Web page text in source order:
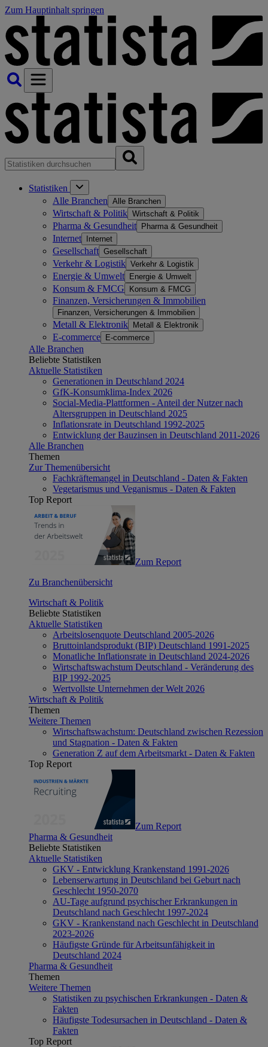
Zum Hauptinhalt springen
Statistiken
Alle Branchen Alle Branchen
Wirtschaft & Politik Wirtschaft & Politik
Pharma & Gesundheit Pharma & Gesundheit
Internet Internet
Gesellschaft Gesellschaft
Verkehr & Logistik Verkehr & Logistik
Energie & Umwelt Energie & Umwelt
Konsum & FMCG Konsum & FMCG
Finanzen, Versicherungen & Immobilien
Finanzen, Versicherungen & Immobilien
Metall & Elektronik Metall & Elektronik
E-commerce E-commerce
Alle Branchen
Beliebte Statistiken
Aktuelle Statistiken
Generationen in Deutschland 2024
GfK-Konsumklima-Index 2026
Social-Media-Plattformen - Anteil der Nutzer nach
Altersgruppen in Deutschland 2025
Inflationsrate in Deutschland 1992-2025
Entwicklung der Bauzinsen in Deutschland 2011-2026
Alle Branchen
Themen
Zur Themenübersicht
Fachkräftemangel in Deutschland - Daten & Fakten
Vegetarismus und Veganismus - Daten & Fakten
Top Report
Zum Report
Zu Branchenübersicht
Wirtschaft & Politik
Beliebte Statistiken
Aktuelle Statistiken
Arbeitslosenquote Deutschland 2005-2026
Bruttoinlandsprodukt (BIP) Deutschland 1991-2025
Monatliche Inflationsrate in Deutschland 2024-2026
Wirtschaftswachstum Deutschland - Veränderung des
BIP 1992-2025
Wertvollste Unternehmen der Welt 2026
Wirtschaft & Politik
Themen
Weitere Themen
Wirtschaftswachstum: Deutschland zwischen Rezession
und Stagnation - Daten & Fakten
Generation Z auf dem Arbeitsmarkt - Daten & Fakten
Top Report
Zum Report
Pharma & Gesundheit
Beliebte Statistiken
Aktuelle Statistiken
GKV - Entwicklung Krankenstand 1991-2026
Lebenserwartung in Deutschland bei Geburt nach
Geschlecht 1950-2070
AU-Tage aufgrund psychischer Erkrankungen in
Deutschland nach Geschlecht 1997-2024
GKV - Krankenstand nach Geschlecht in Deutschland
2023-2026
Häufigste Gründe für Arbeitsunfähigkeit in
Deutschland 2024
Pharma & Gesundheit
Themen
Weitere Themen
Statistiken zu psychischen Erkrankungen - Daten &
Fakten
Häufigste Todesursachen in Deutschland - Daten &
Fakten
Top Report